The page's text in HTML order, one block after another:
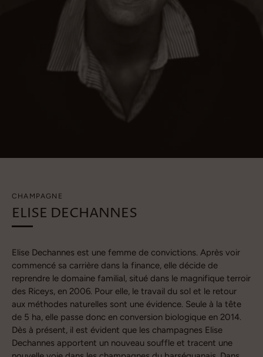
CHAMPAGNE
ELISE DECHANNES
Elise Dechannes est une femme de convictions. Après voir
commencé sa carrière dans la finance, elle décide de
reprendre le domaine familial, situé dans le magnifique terroir
des Riceys, en 2006. Pour elle, le travail du sol et le retour
aux méthodes naturelles sont une évidence. Seule à la tête
de 5 ha, elle passe donc en conversion biologique en 2014.
Dès à présent, il est évident que les champagnes Elise
Dechannes apportent un nouveau souffle et tracent une